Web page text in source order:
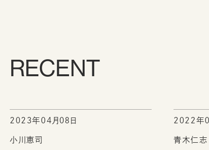
RECENT
2023年04月08日
小川恵司
2022年
青木仁志